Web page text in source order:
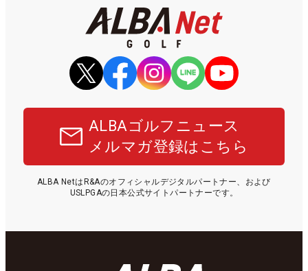
ALBAゴルフニュース
メルマガ登録はこちら
ALBA NetはR&Aのオフィシャルデジタルパートナー、および
USLPGAの日本公式サイトパートナーです。